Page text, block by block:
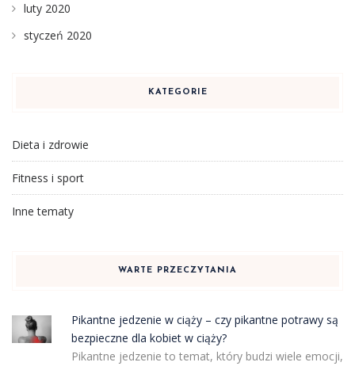
luty 2020
styczeń 2020
KATEGORIE
Dieta i zdrowie
Fitness i sport
Inne tematy
WARTE PRZECZYTANIA
Pikantne jedzenie w ciąży – czy pikantne potrawy są
bezpieczne dla kobiet w ciąży?
Pikantne jedzenie to temat, który budzi wiele emocji,